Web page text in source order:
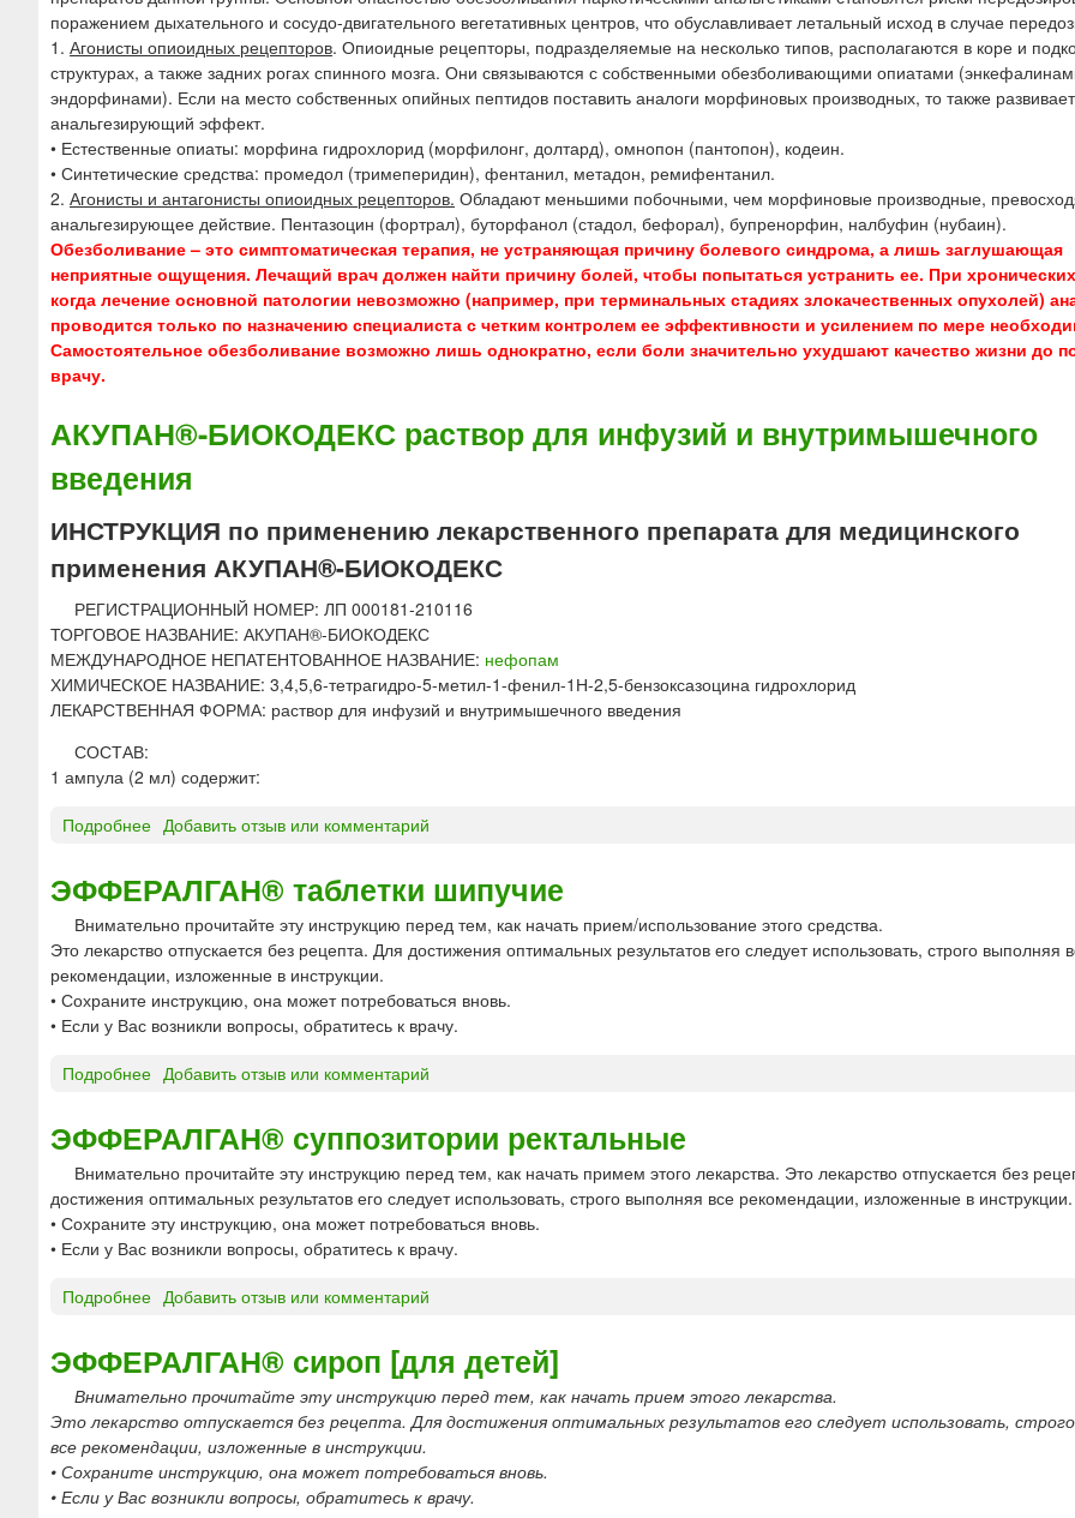
поражением дыхательного и сосудо-двигательного вегетативных центров, что обуславливает летальный исход в случае
1. Агонисты опиоидных рецепторов. Опиоидные рецепторы, подразделяемые на несколько типов, располагаются в коре и
структурах, а также задних рогах спинного мозга. Они связываются с собственными обезболивающими опиатами
эндорфинами). Если на место собственных опийных пептидов поставить аналоги морфиновых производных, то также
анальгезирующий эффект.
• Естественные опиаты: морфина гидрохлорид (морфилонг, долтард), омнопон (пантопон), кодеин.
• Синтетические средства: промедол (тримеперидин), фентанил, метадон, ремифентанил.
2. Агонисты и антагонисты опиоидных рецепторов. Обладают меньшими побочными, чем морфиновые производные,
анальгезирующее действие. Пентазоцин (фортрал), буторфанол (стадол, бефорал), бупренорфин, налбуфин (нубаин).
Обезболивание – это симптоматическая терапия, не устраняющая причину болевого синдрома, а лишь заглушающая
неприятные ощущения. Лечащий врач должен найти причину болей, чтобы попытаться устранить ее. При
когда лечение основной патологии невозможно (например, при терминальных стадиях злокачественных опухолей)
проводится только по назначению специалиста с четким контролем ее эффективности и усилением по мере
Самостоятельное обезболивание возможно лишь однократно, если боли значительно ухудшают качество жизни до
врачу.
АКУПАН®-БИОКОДЕКС раствор для инфузий и внутримышечного
введения
ИНСТРУКЦИЯ по применению лекарственного препарата для медицинского
применения АКУПАН®-БИОКОДЕКС
РЕГИСТРАЦИОННЫЙ НОМЕР: ЛП 000181-210116
ТОРГОВОЕ НАЗВАНИЕ: АКУПАН®-БИОКОДЕКС
МЕЖДУНАРОДНОЕ НЕПАТЕНТОВАННОЕ НАЗВАНИЕ: нефопам
ХИМИЧЕСКОЕ НАЗВАНИЕ: 3,4,5,6-тетрагидро-5-метил-1-фенил-1Н-2,5-бензоксазоцина гидрохлорид
ЛЕКАРСТВЕННАЯ ФОРМА: раствор для инфузий и внутримышечного введения
СОСТАВ:
1 ампула (2 мл) содержит:
Подробнее
У
П
А
Н
®
-
К
О
Д
Е
К
С
т
о
р
д
л
я
Добавить отзыв или комментарий
ЭФФЕРАЛГАН® таблетки шипучие
Внимательно прочитайте эту инструкцию перед тем, как начать прием/использование этого средства.
Это лекарство отпускается без рецепта. Для достижения оптимальных результатов его следует использовать, строго выполняя
рекомендации, изложенные в инструкции.
• Сохраните инструкцию, она может потребоваться вновь.
• Если у Вас возникли вопросы, обратитесь к врачу.
Подробнее
Ф
Е
Р
А
Л
®
а
б
л
е
т
Добавить отзыв или комментарий
ЭФФЕРАЛГАН® суппозитории ректальные
Внимательно прочитайте эту инструкцию перед тем, как начать примем этого лекарства. Это лекарство отпускается без
достижения оптимальных результатов его следует использовать, строго выполняя все рекомендации, изложенные в инструкции.
• Сохраните эту инструкцию, она может потребоваться вновь.
• Если у Вас возникли вопросы, обратитесь к врачу.
Подробнее
Ф
Е
Р
А
Л
Г
Добавить отзыв или комментарий
ЭФФЕРАЛГАН® сироп [для детей]
Внимательно прочитайте эту инструкцию перед тем, как начать прием этого лекарства.
Это лекарство отпускается без рецепта. Для достижения оптимальных результатов его следует использовать,
все рекомендации, изложенные в инструкции.
• Сохраните инструкцию, она может потребоваться вновь.
• Если у Вас возникли вопросы, обратитесь к врачу.